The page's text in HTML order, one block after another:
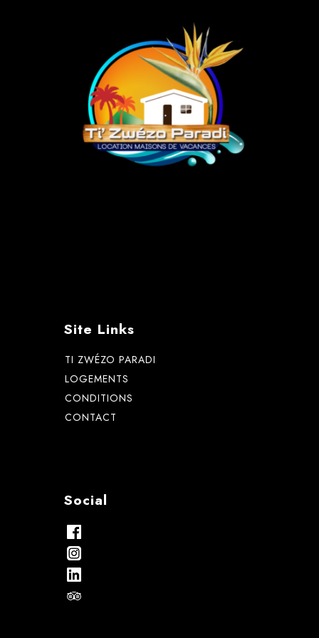
Site Links
TI ZWÉZO PARADI
LOGEMENTS
CONDITIONS
CONTACT
Social